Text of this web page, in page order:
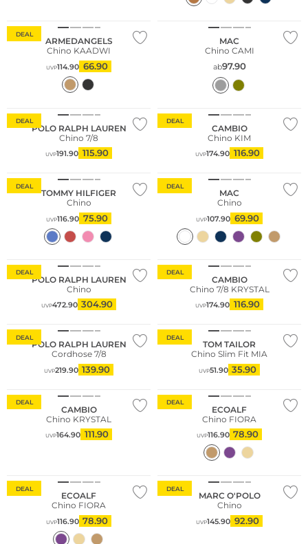
DEAL
ARMEDANGELS
Chino KAADWI
UVP114.90 66.90
Große Größen
MAC
Chino CAMI
ab97.90
DEAL
POLO RALPH LAUREN
Chino 7/8
UVP191.90 115.90
DEAL
CAMBIO
Chino KIM
UVP174.90 116.90
DEAL
TOMMY HILFIGER
Chino
UVP116.90 75.90
DEAL
MAC
Chino
UVP107.90 69.90
DEAL
POLO RALPH LAUREN
Chino
UVP472.90 304.90
DEAL
CAMBIO
Chino 7/8 KRYSTAL
UVP174.90 116.90
DEAL
POLO RALPH LAUREN
Cordhose 7/8
UVP219.90 139.90
DEAL
TOM TAILOR
Chino Slim Fit MIA
UVP51.90 35.90
DEAL
CAMBIO
Chino KRYSTAL
UVP164.90 111.90
DEAL
ECOALF
Chino FIORA
UVP116.90 78.90
DEAL
ECOALF
Chino FIORA
UVP116.90 78.90
DEAL
MARC O'POLO
Chino
UVP145.90 92.90